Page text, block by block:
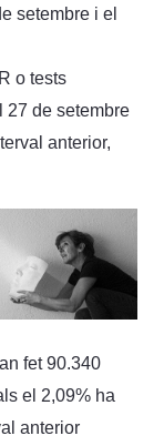
setembre i el
o tests
27 de setembre
anterior,
fet 90.340
el 2,09% ha
anterior